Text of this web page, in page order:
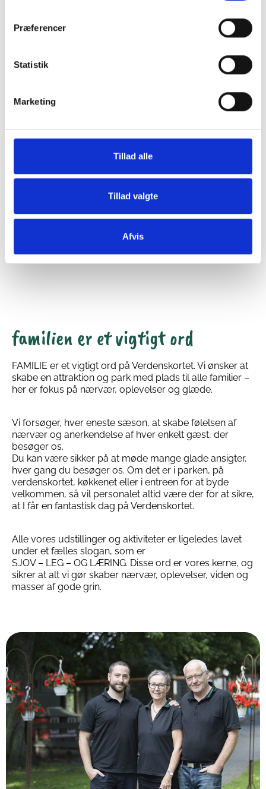
Præferencer
Statistik
Marketing
Tillad alle
Tillad valgte
Afvis
datter, Lisbeth Cassøe og hendes mand
Flemming Cassøe, som videreudviklede videre
restauration, som i dag også drives med succes
& Flemmings yngste søn, Søren Vejle-Cassøe, i
visioner og tanker for videreførelsen af sin families
familien er et vigtigt ord
FAMILIE er et vigtigt ord på Verdenskortet. Vi ønsker at
skabe en attraktion og park med plads til alle familier –
her er fokus på nærvær, oplevelser og glæde.
Vi forsøger, hver eneste sæson, at skabe følelsen af
nærvær og anerkendelse af hver enkelt gæst, der
besøger os.
Du kan være sikker på at møde mange glade ansigter,
hver gang du besøger os. Om det er i parken, på
verdenskortet, køkkenet eller i entreen for at byde
velkommen, så vil personalet altid være der for at sikre,
at I får en fantastisk dag på Verdenskortet.
Alle vores udstillinger og aktiviteter er ligeledes lavet
under et fælles slogan, som er
SJOV – LEG – OG LÆRING. Disse ord er vores kerne, og
sikrer at alt vi gør skaber nærvær, oplevelser, viden og
masser af gode grin.